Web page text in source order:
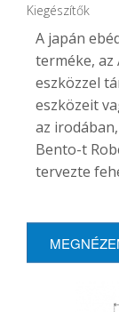
Kiegészítők
A japán
terméke,
eszközzel
eszközeit
az
Bento-t
tervezte